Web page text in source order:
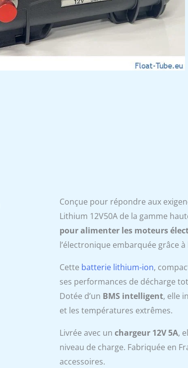
Conçue pour répondre aux
Lithium 12V50A de la gamme
pour alimenter les moteurs
l’électronique embarquée grâce à
Cette batterie lithium-ion,
ses performances de décharge
Dotée d’un BMS intelligent, elle
et les températures extrêmes.
Livrée avec un chargeur 12V 5A,
niveau de charge. Fabriquée en
accessoires.